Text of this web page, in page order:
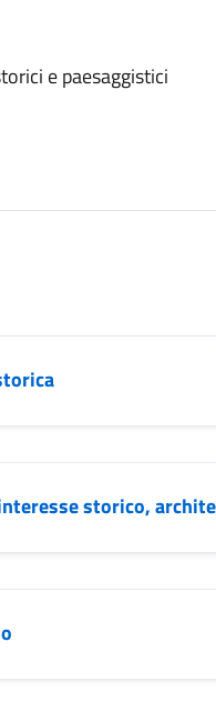
e paesaggistici
storico,